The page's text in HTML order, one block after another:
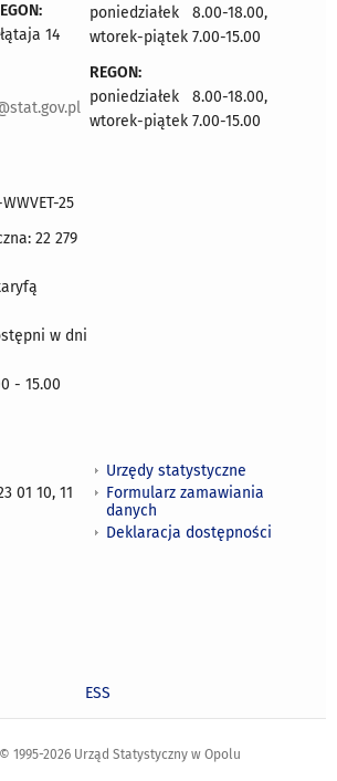
14
25
22 279
w dni
- 15.00
poniedziałek 8.00-18.00,
wtorek-piątek 7.00-15.00
REGON:
poniedziałek 8.00-18.00,
wtorek-piątek 7.00-15.00
01 10, 11
Urzędy statystyczne
Formularz zamawiania
danych
Deklaracja dostępności
ESS
1995-2026 Urząd Statystyczny w Opolu